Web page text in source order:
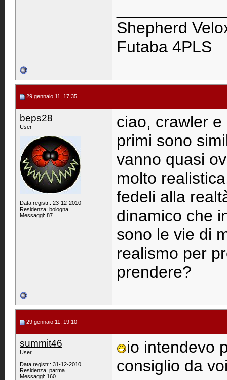
Shepherd
Futaba 4PLS
29 gennaio 11, 17:35
beps28
User
Data registr.: 23-12-2010
Residenza: bologna
Messaggi: 87
ciao, crawler
primi sono
vanno quasi
molto
fedeli alla
dinamico che
sono le vie di
realismo per
prendere?
29 gennaio 11, 19:10
summit46
User
Data registr.: 31-12-2010
Residenza: parma
Messaggi: 160
io intendevo
consiglio da